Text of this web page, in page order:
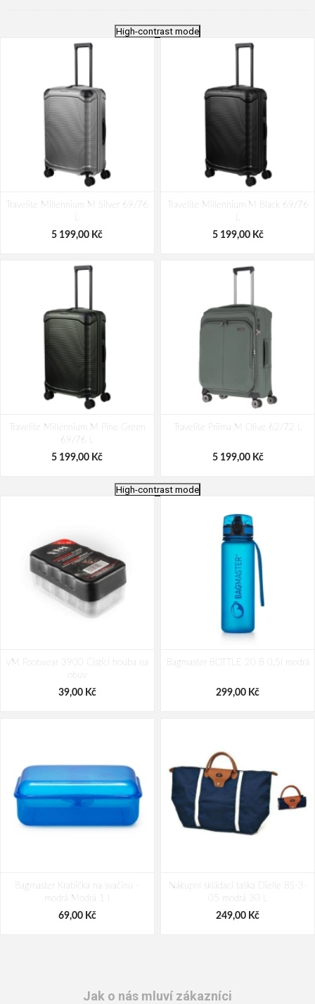
High-contrast mode
Travelite Millennium M Silver 69/76
5 199,00 Kč
Travelite Millennium M Black 69/76
5 199,00 Kč
Travelite Millennium M Pine Green
69/76 L
5 199,00 Kč
Travelite Priima M Olive 62/72 L
5 199,00 Kč
5 199,00 Kč
High-contrast mode
VM Footwear 3900 Čistící houba na
obuv
39,00 Kč
Bagmaster BOTTLE 20 B 0,5l modrá
299,00 Kč
Bagmaster Krabička na svačinu -
modrá Modrá 1 l
69,00 Kč
Nákupní skládací taška Dielle BS-3-
05 modrá 30 L
249,00 Kč
Jak o nás mluví zákazníci